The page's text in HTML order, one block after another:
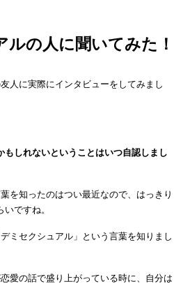
の人に聞いてみた！
人に実際にインタビューをしてみまし
しれないということはいつ自認しまし
を知ったのはつい最近なので、はっきり
ですね。
ミセクシュアル」という言葉を知りまし
愛の話で盛り上がっている時に、自分は